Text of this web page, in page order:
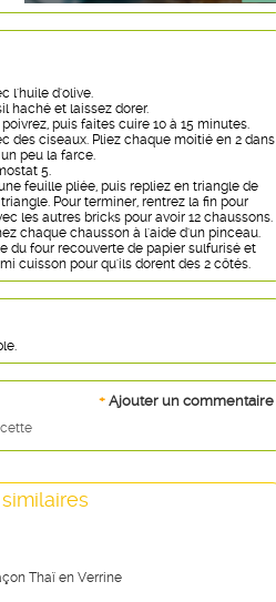
l'huile d'olive.
haché et laissez dorer.
puis faites cuire 10 à 15 minutes.
des ciseaux. Pliez chaque moitié en 2 dans
peu la farce.
5.
feuille pliée, puis repliez en triangle de
Pour terminer, rentrez la fin pour
les autres bricks pour avoir 12 chaussons.
chaque chausson à l'aide d'un pinceau.
du four recouverte de papier sulfurisé et
cuisson pour qu'ils dorent des 2 côtés.
+ Ajouter un commentaire
Thaï en Verrine